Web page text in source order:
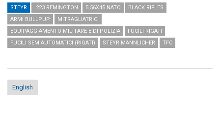
STEYR .223 REMINGTON 5,56X45 NATO
BLACK RIFLES
ARMI BULLPUP
MITRAGLIATRICI
EQUIPAGGIAMENTO MILITARE E DI POLIZIA
FUCILI RIGATI
FUCILI SEMIAUTOMATICI (RIGATI)
STEYR MANNLICHER TFC
English